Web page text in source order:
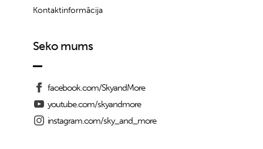
Kontaktinformācija
Seko mums
facebook.com/SkyandMore
youtube.com/skyandmore
instagram.com/sky_and_more